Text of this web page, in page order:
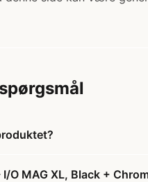
O MAG XL, Black +